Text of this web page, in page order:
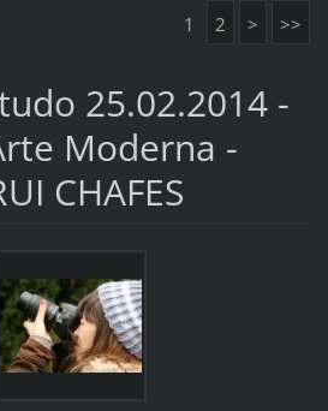
1 2 > >>
25.02.2014 -
Moderna -
CHAFES